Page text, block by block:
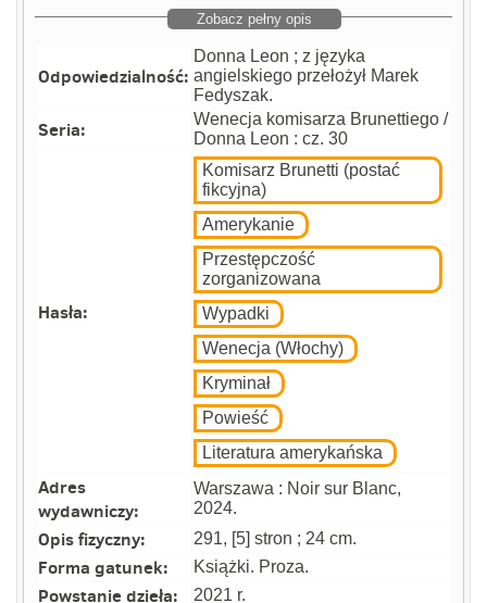
Zobacz pełny opis
Odpowiedzialność:
Donna Leon ; z języka
angielskiego przełożył Marek
Fedyszak.
Seria:
Wenecja komisarza Brunettiego /
Donna Leon : cz. 30
Hasła:
Komisarz Brunetti (postać
fikcyjna)
Amerykanie
Przestępczość
zorganizowana
Wypadki
Wenecja (Włochy)
Kryminał
Powieść
Literatura amerykańska
Adres
wydawniczy:
Warszawa : Noir sur Blanc,
2024.
Opis fizyczny: 291, [5] stron ; 24 cm.
Forma gatunek: Książki. Proza.
Powstanie dzieła: 2021 r.